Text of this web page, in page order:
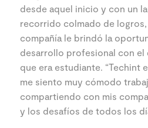
desde aquel inicio y con un
recorrido colmado de logros,
compañía le brindó la
desarrollo profesional con el
que era estudiante. “Techint
me siento muy cómodo
compartiendo con mis
y los desafíos de todos los